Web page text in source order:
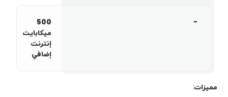
-
500
ميكابایت
إنترنت
إضافي
مميزات: